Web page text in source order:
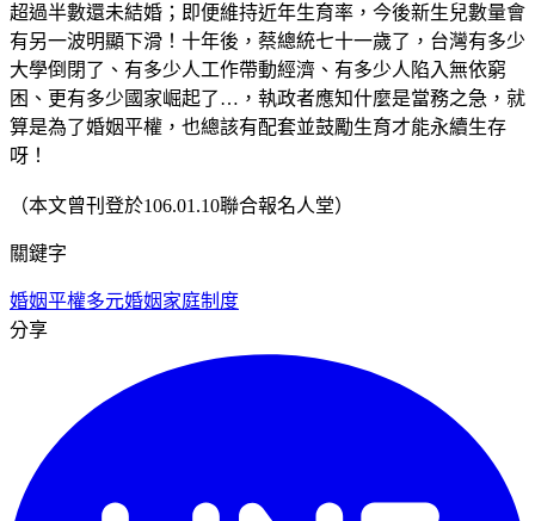
超過半數還未結婚；即便維持近年生育率，今後新生兒數量會
有另一波明顯下滑！十年後，蔡總統七十一歲了，台灣有多少
大學倒閉了、有多少人工作帶動經濟、有多少人陷入無依窮
困、更有多少國家崛起了…，執政者應知什麼是當務之急，就
算是為了婚姻平權，也總該有配套並鼓勵生育才能永續生存
呀！
（本文曾刊登於106.01.10聯合報名人堂）
關鍵字
婚姻平權多元婚姻家庭制度
分享